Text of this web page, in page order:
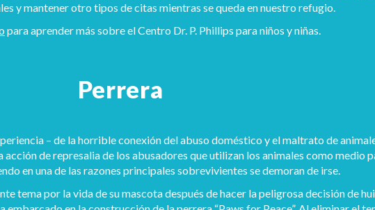
y mantener otro tipos de citas mientras se queda en nuestro refugio.
para aprender más sobre el Centro Dr. P. Phillips para niños y niñas.
Perrera
– de la horrible conexión del abuso doméstico y el maltrato de
acción de represalia de los abusadores que utilizan los animales como medio
en una de las razones principales sobrevivientes se demoran de irse.
tema por la vida de su mascota después de hacer la peligrosa decisión de